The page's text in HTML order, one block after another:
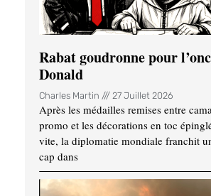
Rabat goudronne pour
Donald
Charles Martin 27 Juillet 2026
Après les médailles remises entre
promo et les décorations en toc
vite, la diplomatie mondiale franchit
cap dans